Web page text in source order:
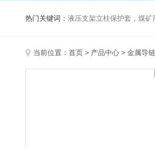
热门关键词： 液压支架立柱保护套，煤
当前位置： 首页 > 产品中心 > 金属导链